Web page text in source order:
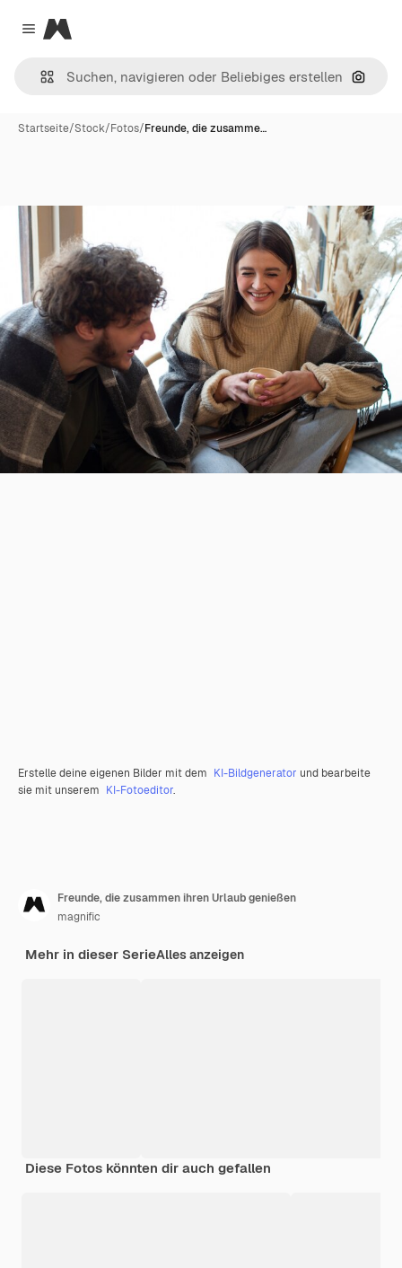
Close menu
Magnific
Nach
Startseite/Stock/Fotos/Freunde, die zusamme…
Erstelle deine eigenen Bilder mit dem KI-Bildgenerator und bearbeite
sie mit unserem KI-Fotoeditor.
Freunde, die zusammen ihren Urlaub genießen
magnific
Mehr in dieser SerieAlles anzeigen
Diese Fotos könnten dir auch gefallen